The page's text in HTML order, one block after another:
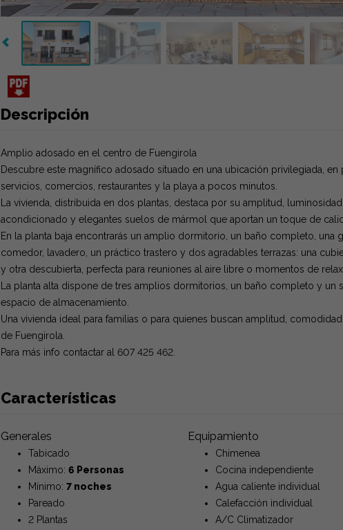
Descripción
Amplio adosado en el centro de Fuengirola
Descubre este magnífico adosado situado en una ubicación privilegiada,
servicios, comercios, restaurantes y la playa a pocos minutos.
La vivienda, distribuida en dos plantas, destaca por su amplitud,
acondicionado y elegantes suelos de mármol que aportan un toque de
En la planta baja encontrarás un amplio dormitorio, un baño completo, una
comedor, lavadero, un práctico trastero y dos agradables terrazas: una
y otra descubierta, perfecta para reuniones al aire libre o momentos de
La planta alta dispone de tres amplios dormitorios, un baño completo y un
espacio de almacenamiento.
Una vivienda ideal para familias o para quienes buscan amplitud,
de Fuengirola.
Para más info contactar al 607 425 462.
Características
Generales
Tabicado
Máximo: 6 Personas
Mínimo: 7 noches
Pareado
2 Plantas
Equipamiento
Chimenea
Cocina independiente
Agua caliente individual
Calefacción individual
A/C Climatizador